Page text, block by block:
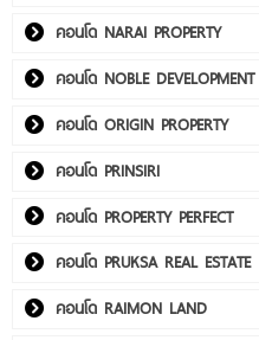
คอนโด NARAI PROPERTY
คอนโด NOBLE DEVELOPMENT
คอนโด ORIGIN PROPERTY
คอนโด PRINSIRI
คอนโด PROPERTY PERFECT
คอนโด PRUKSA REAL ESTATE
คอนโด RAIMON LAND